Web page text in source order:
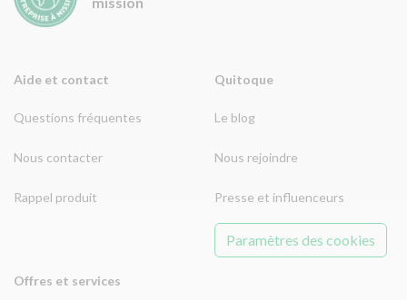
Aide et contact
Questions fréquentes
Nous contacter
Rappel produit
Offres et services
Quitoque
Le blog
Nous rejoindre
Presse et influenceurs
Paramètres des cookies